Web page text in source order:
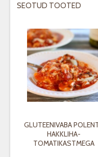
SEOTUD TOOTED
GLUTEENIVABA
HAKKLIHA-
TOMATIKASTMEGA